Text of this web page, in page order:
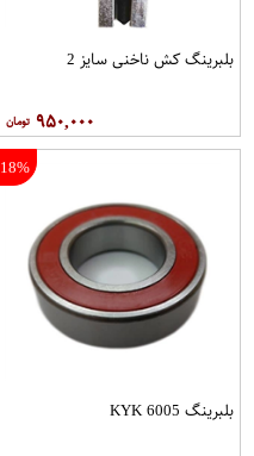
بلبرینگ کش ناخنی سایز 2
۹۵۰,۰۰۰
18%
بلبرینگ 6005 KYK